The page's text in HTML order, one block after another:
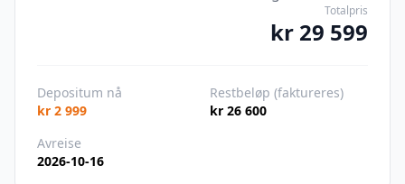
Totalpris
kr 29 599
Depositum nå
kr 2 999
Restbeløp (faktureres)
kr 26 600
Avreise
2026-10-16